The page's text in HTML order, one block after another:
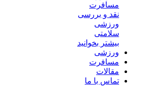
مسافرت
نقد و بررسی
ورزشی
سلامتی
بیشتر بخوانید
ورزشی
مسافرت
مقالات
تماس با ما